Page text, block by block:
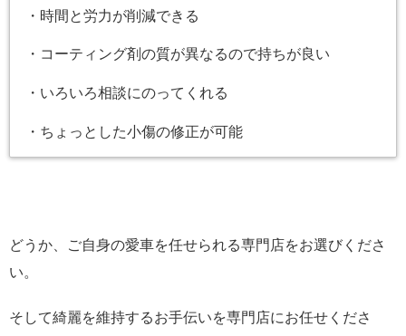
・時間と労力が削減できる
・コーティング剤の質が異なるので持ちが良い
・いろいろ相談にのってくれる
・ちょっとした小傷の修正が可能
どうか、ご自身の愛車を任せられる専門店をお選びくださ
い。
そして綺麗を維持するお手伝いを専門店にお任せくださ